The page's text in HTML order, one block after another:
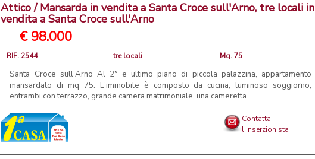
Attico / Mansarda in vendita a Santa Croce sull'Arno, tre locali in
vendita a Santa Croce sull'Arno
€ 98.000
RIF. 2544 tre locali Mq. 75
Santa Croce sull'Arno Al 2° e ultimo piano di piccola palazzina, appartamento
mansardato di mq 75. L'immobile è composto da cucina, luminoso soggiorno,
entrambi con terrazzo, grande camera matrimoniale, una cameretta ...
Contatta
l'inserzionista